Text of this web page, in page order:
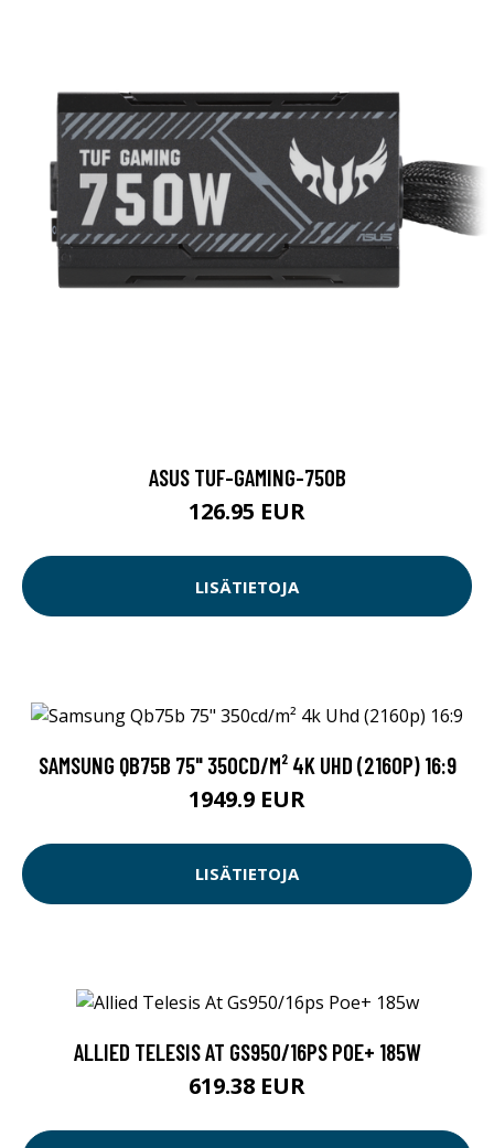
ASUS TUF-GAMING-750B
126.95 EUR
LISÄTIETOJA
SAMSUNG QB75B 75" 350CD/M² 4K UHD (2160P) 16:9
1949.9 EUR
LISÄTIETOJA
ALLIED TELESIS AT GS950/16PS POE+ 185W
619.38 EUR